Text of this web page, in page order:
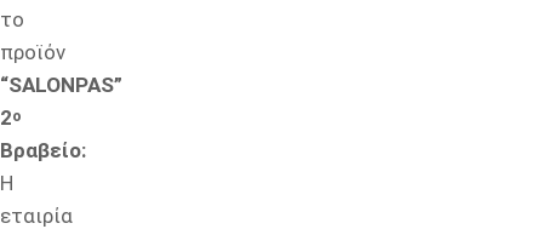
το
προϊόν
“SALONPAS”
2ο
Βραβείο:
Η
εταιρία